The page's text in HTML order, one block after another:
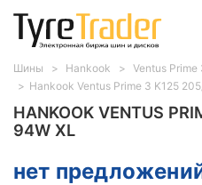
HANKOOK VENTUS
94W XL
нет
Шины Hankook
Ventus Prime
Hankook Ventus Prime 3 K125